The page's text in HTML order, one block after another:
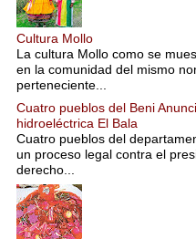
Cultura Mollo
La cultura Mollo como se
en la comunidad del mismo
perteneciente...
Cuatro pueblos del Beni
hidroeléctrica El Bala
Cuatro pueblos del
un proceso legal contra el
derecho...